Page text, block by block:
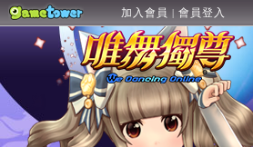
加入會員 | 會員登入